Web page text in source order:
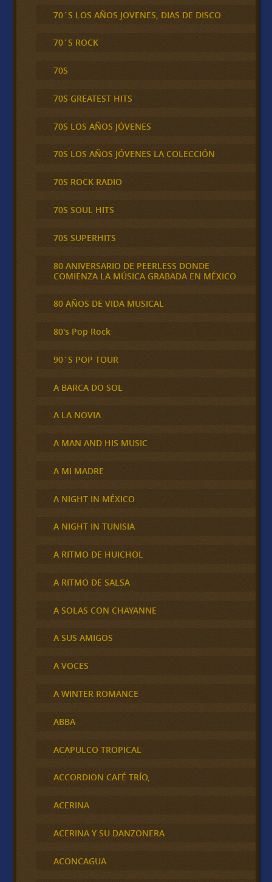
70´S LOS AÑOS JOVENES, DIAS DE DISCO
70´S ROCK
70S
70S GREATEST HITS
70S LOS AÑOS JÓVENES
70S LOS AÑOS JÓVENES LA COLECCIÓN
70S ROCK RADIO
70S SOUL HITS
70S SUPERHITS
80 ANIVERSARIO DE PEERLESS DONDE
COMIENZA LA MÚSICA GRABADA EN MÉXICO
80 AÑOS DE VIDA MUSICAL
80's Pop Rock
90´S POP TOUR
A BARCA DO SOL
A LA NOVIA
A MAN AND HIS MUSIC
A MI MADRE
A NIGHT IN MÉXICO
A NIGHT IN TUNISIA
A RITMO DE HUICHOL
A RITMO DE SALSA
A SOLAS CON CHAYANNE
A SUS AMIGOS
A VOCES
A WINTER ROMANCE
ABBA
ACAPULCO TROPICAL
ACCORDION CAFÉ TRÍO,
ACERINA
ACERINA Y SU DANZONERA
ACONCAGUA